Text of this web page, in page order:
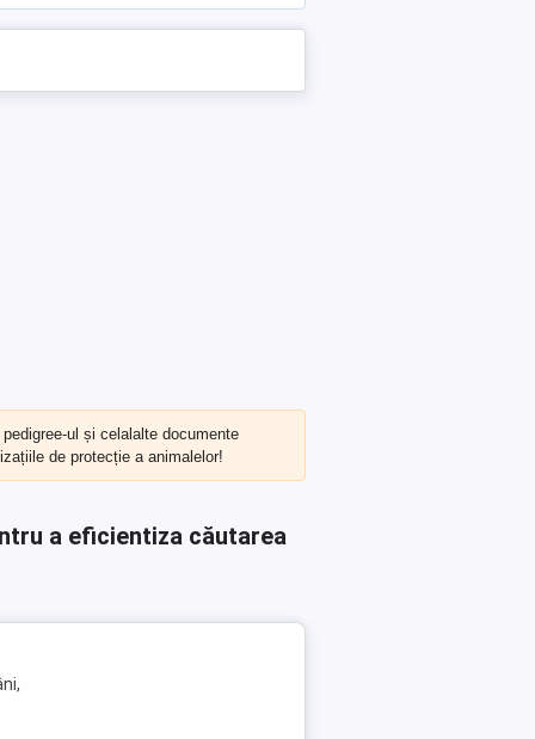
ul și celalalte documente
de protecție a animalelor!
a eficientiza căutarea